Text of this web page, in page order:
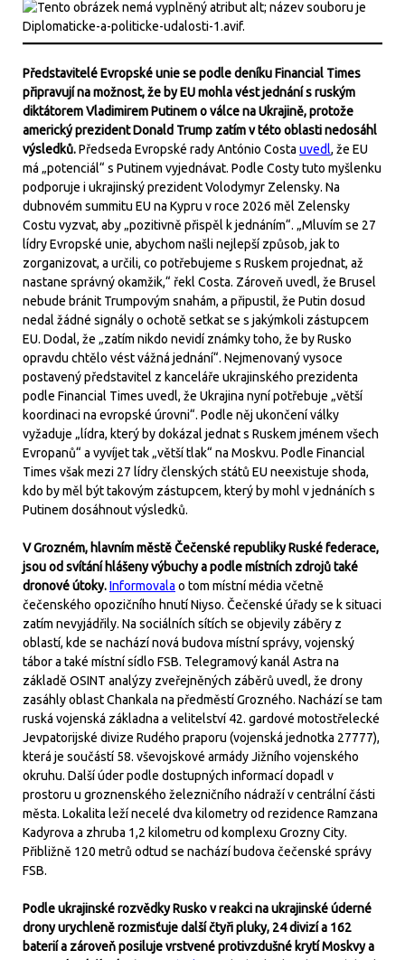
Představitelé Evropské unie se podle deníku Financial Times
připravují na možnost, že by EU mohla vést jednání s ruským
diktátorem Vladimirem Putinem o válce na Ukrajině, protože
americký prezident Donald Trump zatím v této oblasti nedosáhl
výsledků.Předseda Evropské rady António Costa uvedl, že EU
má „potenciál“ s Putinem vyjednávat. Podle Costy tuto myšlenku
podporuje i ukrajinský prezident Volodymyr Zelensky. Na
dubnovém summitu EU na Kypru v roce 2026 měl Zelensky
Costu vyzvat, aby „pozitivně přispěl k jednáním“. „Mluvím se 27
lídry Evropské unie, abychom našli nejlepší způsob, jak to
zorganizovat, a určili, co potřebujeme s Ruskem projednat, až
nastane správný okamžik,“ řekl Costa. Zároveň uvedl, že Brusel
nebude bránit Trumpovým snahám, a připustil, že Putin dosud
nedal žádné signály o ochotě setkat se s jakýmkoli zástupcem
EU. Dodal, že „zatím nikdo nevidí známky toho, že by Rusko
opravdu chtělo vést vážná jednání“. Nejmenovaný vysoce
postavený představitel z kanceláře ukrajinského prezidenta
podle Financial Times uvedl, že Ukrajina nyní potřebuje „větší
koordinaci na evropské úrovni“. Podle něj ukončení války
vyžaduje „lídra, který by dokázal jednat s Ruskem jménem všech
Evropanů“ a vyvíjet tak „větší tlak“ na Moskvu. Podle Financial
Times však mezi 27 lídry členských států EU neexistuje shoda,
kdo by měl být takovým zástupcem, který by mohl v jednáních s
Putinem dosáhnout výsledků.
V Grozném, hlavním městě Čečenské republiky Ruské federace,
jsou od svítání hlášeny výbuchy a podle místních zdrojů také
dronové útoky.Informovala o tom místní média včetně
čečenského opozičního hnutí Niyso. Čečenské úřady se k situaci
zatím nevyjádřily. Na sociálních sítích se objevily záběry z
oblastí, kde se nachází nová budova místní správy, vojenský
tábor a také místní sídlo FSB. Telegramový kanál Astra na
základě OSINT analýzy zveřejněných záběrů uvedl, že drony
zasáhly oblast Chankala na předměstí Grozného. Nachází se tam
ruská vojenská základna a velitelství 42. gardové motostřelecké
Jevpatorijské divize Rudého praporu (vojenská jednotka 27777),
která je součástí 58. vševojskové armády Jižního vojenského
okruhu. Další úder podle dostupných informací dopadl v
prostoru u groznenského železničního nádraží v centrální části
města. Lokalita leží necelé dva kilometry od rezidence Ramzana
Kadyrova a zhruba 1,2 kilometru od komplexu Grozny City.
Přibližně 120 metrů odtud se nachází budova čečenské správy
FSB.
Podle ukrajinské rozvědky Rusko v reakci na ukrajinské úderné
drony urychleně rozmisťuje další čtyři pluky, 24 divizí a 162
baterií a zároveň posiluje vrstvené protivzdušné krytí Moskvy a